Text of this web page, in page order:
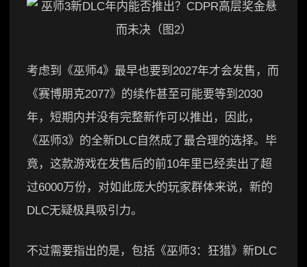
考虑到《巫师4》最早也要到2027年才会发售，而
《赛博朋克2077》的续作甚至可能要等到2030
年，短期内并没有完整新作可以推出，因此，
《巫师3》的全新DLC自然成了最合理的选择。毕
竟，这款游戏在发售后的前10年里已经卖出了超
过6000万份，对如此庞大的玩家群体来说，新的
DLC无疑极具吸引力。
不过需要指出的是，包括《巫师3：狂猎》新DLC